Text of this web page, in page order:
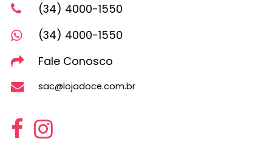
(34) 4000-1550
(34) 4000-1550
Fale Conosco
sac@lojadoce.com.br